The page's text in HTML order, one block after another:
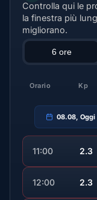
Controlla qui le
la finestra più
migliorano.
6 ore
Orario Kp
08.08, Oggi
11:00 2.3
12:00 2.3